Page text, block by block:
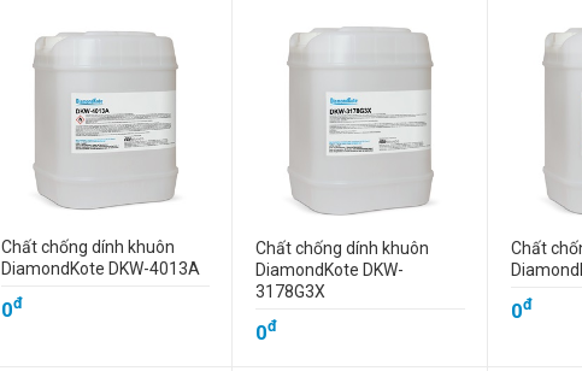
Chất chống dính khuôn
DiamondKote DKW-4013A
0đ
Chất chống dính khuôn
DiamondKote DKW-
3178G3X
0đ
Chất
0đ